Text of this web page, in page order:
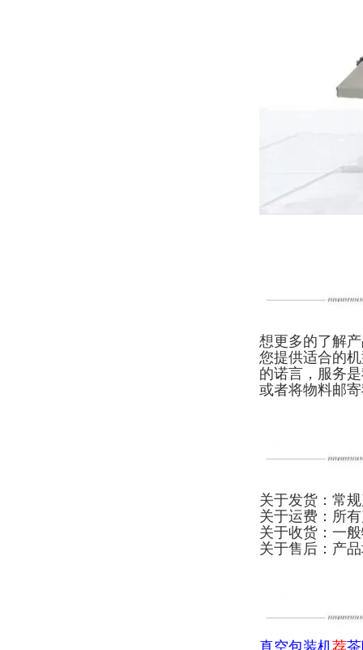
想更多的了解
您提供适合的
的诺言，服务
或者将物料邮
关于发货：常
关于运费：所
关于收货：一
关于售后：产
真空包装机荐